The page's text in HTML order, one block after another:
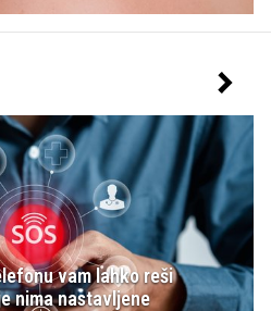
vam lahko reši
nima nastavljene